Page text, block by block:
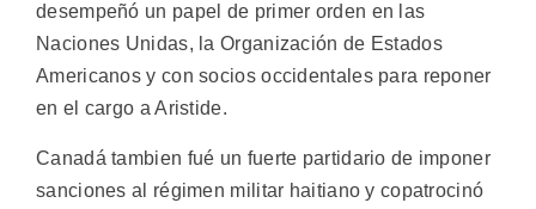
desempeñó un papel de primer orden en las
Naciones Unidas, la Organización de Estados
Americanos y con socios occidentales para reponer
en el cargo a Aristide.
Canadá tambien fué un fuerte partidario de imponer
sanciones al régimen militar haitiano y copatrocinó